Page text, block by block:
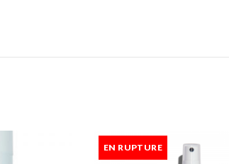
EN RUPTURE